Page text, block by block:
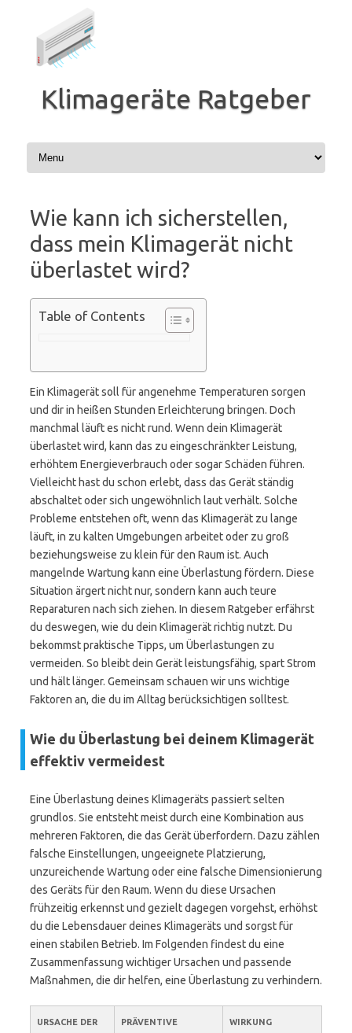
Klimageräte Ratgeber
Wie kann ich sicherstellen,
dass mein Klimagerät nicht
überlastet wird?
Table of Contents
Ein Klimagerät soll für angenehme Temperaturen sorgen
und dir in heißen Stunden Erleichterung bringen. Doch
manchmal läuft es nicht rund. Wenn dein Klimagerät
überlastet wird, kann das zu eingeschränkter Leistung,
erhöhtem Energieverbrauch oder sogar Schäden führen.
Vielleicht hast du schon erlebt, dass das Gerät ständig
abschaltet oder sich ungewöhnlich laut verhält. Solche
Probleme entstehen oft, wenn das Klimagerät zu lange
läuft, in zu kalten Umgebungen arbeitet oder zu groß
beziehungsweise zu klein für den Raum ist. Auch
mangelnde Wartung kann eine Überlastung fördern. Diese
Situation ärgert nicht nur, sondern kann auch teure
Reparaturen nach sich ziehen. In diesem Ratgeber erfährst
du deswegen, wie du dein Klimagerät richtig nutzt. Du
bekommst praktische Tipps, um Überlastungen zu
vermeiden. So bleibt dein Gerät leistungsfähig, spart Strom
und hält länger. Gemeinsam schauen wir uns wichtige
Faktoren an, die du im Alltag berücksichtigen solltest.
Wie du Überlastung bei deinem Klimagerät
effektiv vermeidest
Eine Überlastung deines Klimageräts passiert selten
grundlos. Sie entsteht meist durch eine Kombination aus
mehreren Faktoren, die das Gerät überfordern. Dazu zählen
falsche Einstellungen, ungeeignete Platzierung,
unzureichende Wartung oder eine falsche Dimensionierung
des Geräts für den Raum. Wenn du diese Ursachen
frühzeitig erkennst und gezielt dagegen vorgehst, erhöhst
du die Lebensdauer deines Klimageräts und sorgst für
einen stabilen Betrieb. Im Folgenden findest du eine
Zusammenfassung wichtiger Ursachen und passende
Maßnahmen, die dir helfen, eine Überlastung zu verhindern.
URSACHE DER
PRÄVENTIVE
WIRKUNG